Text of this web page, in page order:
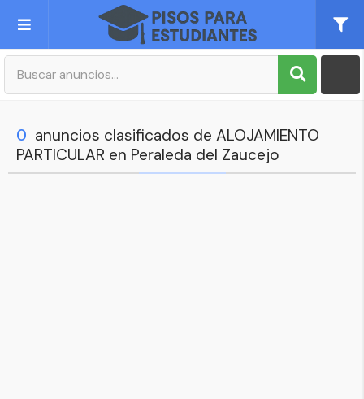
Publica tu Anuncio
Mi cuenta
0 anuncios clasificados de ALOJAMIENTO
PARTICULAR en Peraleda del Zaucejo